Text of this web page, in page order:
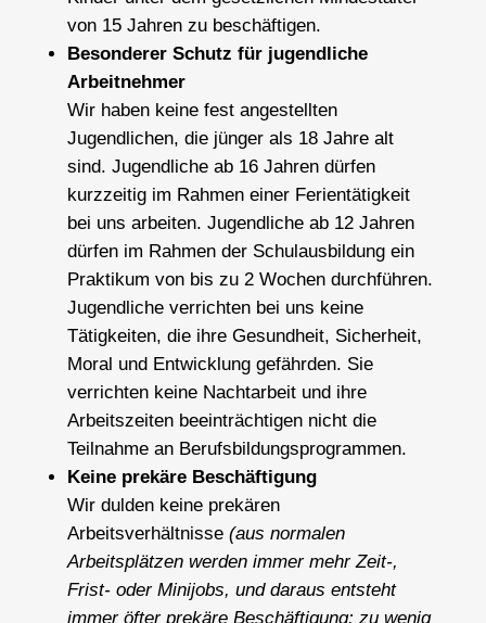
von 15 Jahren zu beschäftigen.
Besonderer Schutz für jugendliche
Arbeitnehmer
Wir haben keine fest angestellten
Jugendlichen, die jünger als 18 Jahre alt
sind. Jugendliche ab 16 Jahren dürfen
kurzzeitig im Rahmen einer Ferientätigkeit
bei uns arbeiten. Jugendliche ab 12 Jahren
dürfen im Rahmen der Schulausbildung ein
Praktikum von bis zu 2 Wochen durchführen.
Jugendliche verrichten bei uns keine
Tätigkeiten, die ihre Gesundheit, Sicherheit,
Moral und Entwicklung gefährden. Sie
verrichten keine Nachtarbeit und ihre
Arbeitszeiten beeinträchtigen nicht die
Teilnahme an Berufsbildungsprogrammen.
Keine prekäre Beschäftigung
Wir dulden keine prekären
Arbeitsverhältnisse (aus normalen
Arbeitsplätzen werden immer mehr Zeit-,
Frist- oder Minijobs, und daraus entsteht
immer öfter prekäre Beschäftigung: zu wenig